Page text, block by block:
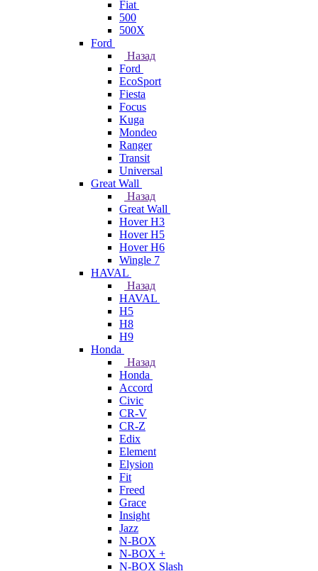
Fiat
500
500X
Ford
Назад
Ford
EcoSport
Fiesta
Focus
Kuga
Mondeo
Ranger
Transit
Universal
Great Wall
Назад
Great Wall
Hover H3
Hover H5
Hover H6
Wingle 7
HAVAL
Назад
HAVAL
H5
H8
H9
Honda
Назад
Honda
Accord
Civic
CR-V
CR-Z
Edix
Element
Elysion
Fit
Freed
Grace
Insight
Jazz
N-BOX
N-BOX +
N-BOX Slash